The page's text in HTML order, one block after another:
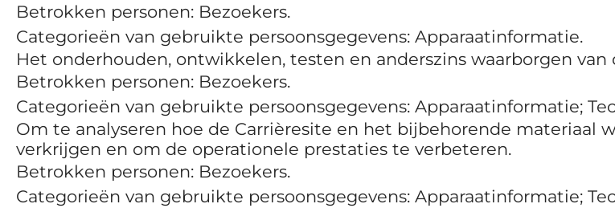
Betrokken personen: Bezoekers.
Categorieën van gebruikte persoonsgegevens: Apparaatinformatie.
Het onderhouden, ontwikkelen, testen en anderszins waarborgen
Betrokken personen: Bezoekers.
Categorieën van gebruikte persoonsgegevens: Apparaatinformatie;
Om te analyseren hoe de Carrièresite en het bijbehorende
verkrijgen en om de operationele prestaties te verbeteren.
Betrokken personen: Bezoekers.
Categorieën van gebruikte persoonsgegevens: Apparaatinformatie;